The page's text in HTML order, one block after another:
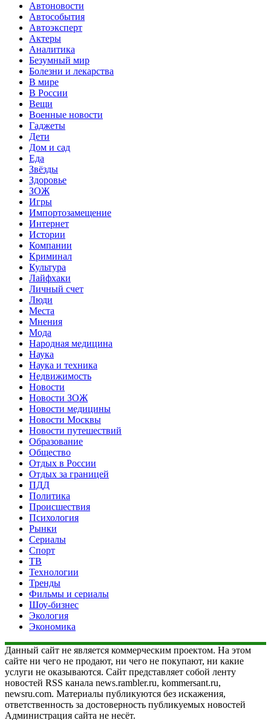
Автоновости
Автособытия
Автоэксперт
Актеры
Аналитика
Безумный мир
Болезни и лекарства
В мире
В России
Вещи
Военные новости
Гаджеты
Дети
Дом и сад
Еда
Звёзды
Здоровье
ЗОЖ
Игры
Импортозамещение
Интернет
Истории
Компании
Криминал
Культура
Лайфхаки
Личный счет
Люди
Места
Мнения
Мода
Народная медицина
Наука
Наука и техника
Недвижимость
Новости
Новости ЗОЖ
Новости медицины
Новости Москвы
Новости путешествий
Образование
Общество
Отдых в России
Отдых за границей
ПДД
Политика
Происшествия
Психология
Рынки
Сериалы
Спорт
ТВ
Технологии
Тренды
Фильмы и сериалы
Шоу-бизнес
Экология
Экономика
Данный сайт не является коммерческим проектом. На этом
сайте ни чего не продают, ни чего не покупают, ни какие
услуги не оказываются. Сайт представляет собой ленту
новостей RSS канала news.rambler.ru, kommersant.ru,
newsru.com. Материалы публикуются без искажения,
ответственность за достоверность публикуемых новостей
Администрация сайта не несёт.